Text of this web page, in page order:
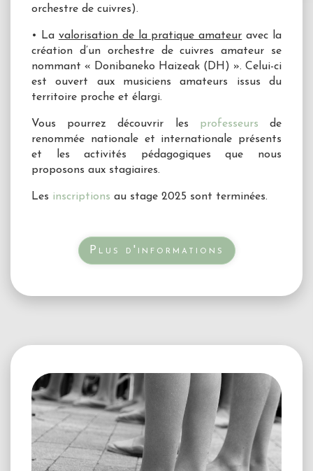
orchestre de cuivres).
• La valorisation de la pratique amateur avec la
création d’un orchestre de cuivres amateur se
nommant « Donibaneko Haizeak (DH) ». Celui-ci
est ouvert aux musiciens amateurs issus du
territoire proche et élargi.
Vous pourrez découvrir les professeurs de
renommée nationale et internationale présents
et les activités pédagogiques que nous
proposons aux stagiaires.
Les inscriptions au stage 2025 sont terminées.
Plus d'informations